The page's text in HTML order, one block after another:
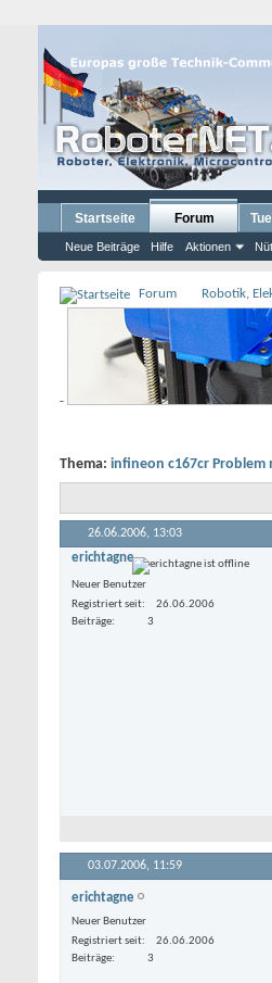
Startseite Forum
Neue Beiträge Hilfe Aktionen
Forum Robotik,
-
Thema: infineon c167cr Problem
26.06.2006, 13:03
erichtagne
Neuer Benutzer
Registriert seit
26.06.2006
Beiträge
3
03.07.2006, 11:59
erichtagne
Neuer Benutzer
Registriert seit
26.06.2006
Beiträge
3